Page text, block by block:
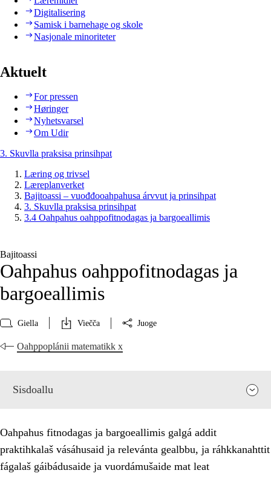
Digitalisering
Samisk i barnehage og skole
Nasjonale minoriteter
Aktuelt
For pressen
Høringer
Nyhetsvarsel
Om Udir
3. Skuvlla praksisa prinsihpat
Læring og trivsel
Læreplanverket
Bajitoassi – vuođđooahpahusa árvvut ja prinsihpat
3. Skuvlla praksisa prinsihpat
3.4 Oahpahus oahppofitnodagas ja bargoeallimis
Bajitoassi
Oahpahus oahppofitnodagas ja
bargoeallimis
Giella Viečča Juoge
Oahppoplánii matematikk x
Sisdoallu
Oahpahus fitnodagas ja bargoeallimis galgá addit
praktihkalaš vásáhusaid ja relevánta gealbbu, ja ráhkkanahttit
fágalaš gáibádusaide ja vuordámušaide mat leat